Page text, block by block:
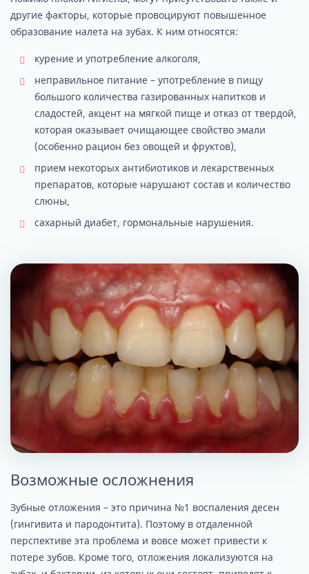
другие факторы, которые провоцируют повышенное
образование налета на зубах. К ним относятся:
курение и употребление алкоголя,
неправильное питание – употребление в пищу
большого количества газированных напитков и
сладостей, акцент на мягкой пище и отказ от твердой,
которая оказывает очищающее свойство эмали
(особенно рацион без овощей и фруктов),
прием некоторых антибиотиков и лекарственных
препаратов, которые нарушают состав и количество
слюны,
сахарный диабет, гормональные нарушения.
Возможные осложнения
Зубные отложения – это причина №1 воспаления десен
(гингивита и пародонтита). Поэтому в отдаленной
перспективе эта проблема и вовсе может привести к
потере зубов. Кроме того, отложения локализуются на